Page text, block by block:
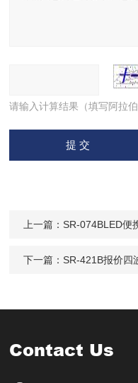
请输入计算结果（填写阿拉
上一篇： SR-074BLED便
下一篇： SR-421B报价四
Contact Us